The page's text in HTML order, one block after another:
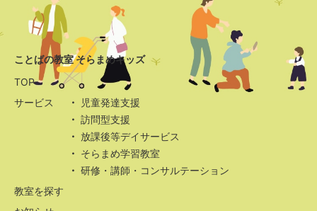
ことばの教室 そらまめキッズ
TOP
サービス
児童発達支援
訪問型支援
放課後等デイサービス
そらまめ学習教室
研修・講師・コンサルテーション
教室を探す